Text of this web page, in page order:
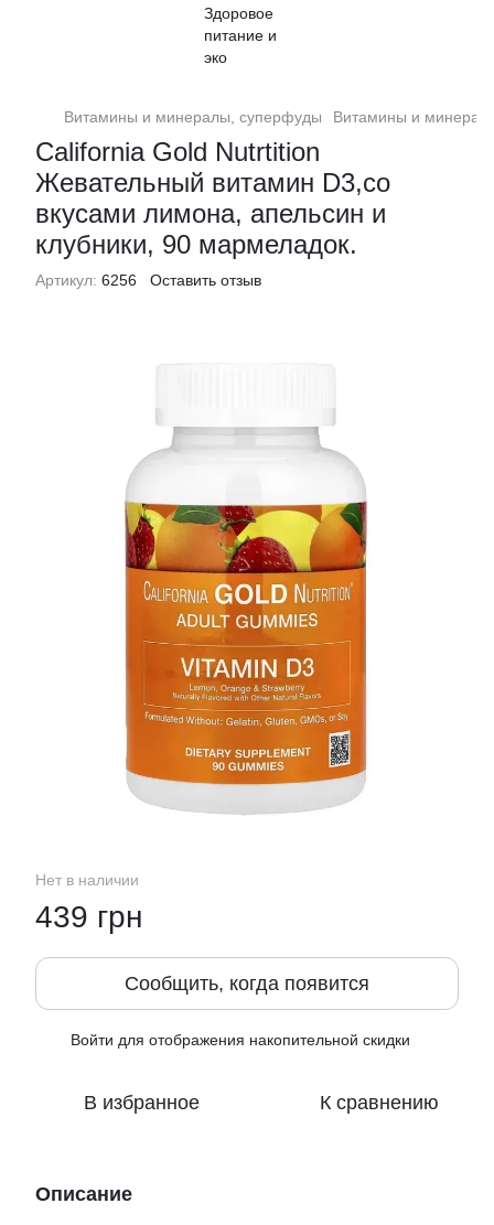
Витамины и минералы, суперфуды Витамины и
California Gold Nutrtition
Жевательный витамин D3,со
вкусами лимона, апельсин и
клубники, 90 мармеладок.
Артикул: 6256 Оставить отзыв
Нет в наличии
439 грн
Сообщить, когда появится
Войти для отображения накопительной скидки
В избранное К сравнению
Описание